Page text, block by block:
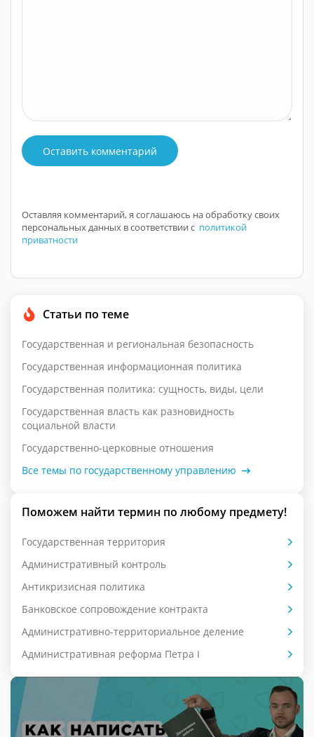
Оставить комментарий
Оставляя комментарий, я соглашаюсь на обработку своих
персональных данных в соответствии с политикой
приватности
Статьи по теме
Государственная и региональная безопасность
Государственная информационная политика
Государственная политика: сущность, виды, цели
Государственная власть как разновидность
социальной власти
Государственно-церковные отношения
Все темы по государственному управлению
Поможем найти термин по любому предмету!
Государственная территория
Административный контроль
Антикризисная политика
Банковское сопровождение контракта
Административно-территориальное деление
Административная реформа Петра I